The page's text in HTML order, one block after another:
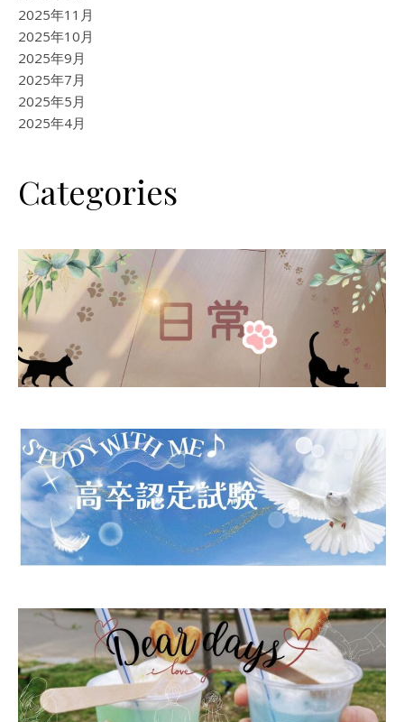
2025年11月
2025年10月
2025年9月
2025年7月
2025年5月
2025年4月
Categories